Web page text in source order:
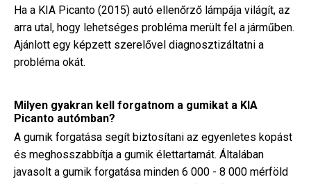
Ha a KIA Picanto (2015) autó ellenőrző lámpája világít, az
arra utal, hogy lehetséges probléma merült fel a járműben.
Ajánlott egy képzett szerelővel diagnosztizáltatni a
probléma okát.
Milyen gyakran kell forgatnom a gumikat a KIA
Picanto autómban?
A gumik forgatása segít biztosítani az egyenletes kopást
és meghosszabbítja a gumik élettartamát. Általában
javasolt a gumik forgatása minden 6 000 - 8 000 mérföld